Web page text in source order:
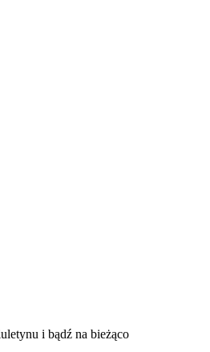
i bądź na bieżąco